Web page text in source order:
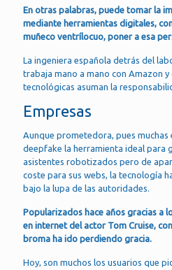
En otras palabras, puede tomar la
mediante herramientas digitales,
muñeco ventrílocuo, poner a esa
La ingeniera española detrás del
trabaja mano a mano con Amazon y
tecnológicas asuman la
Empresas
Aunque prometedora, pues muchas
deepfake la herramienta ideal para
asistentes robotizados pero de
coste para sus webs, la tecnología
bajo la lupa de las autoridades.
Popularizados hace años gracias a
en internet del actor Tom Cruise,
broma ha ido perdiendo gracia.
Hoy, son muchos los usuarios que